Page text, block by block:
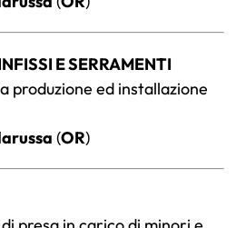
E SERRAMENTI
produzione ed installazione
(OR)